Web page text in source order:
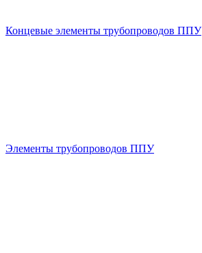
Концевые элементы трубопроводов ППУ
Элементы трубопроводов ППУ